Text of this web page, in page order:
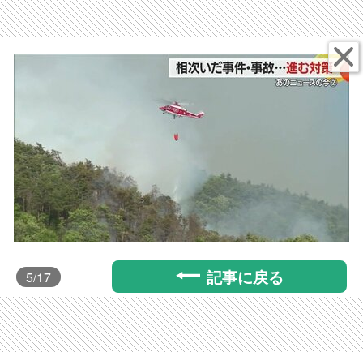
5/17 記事に戻る